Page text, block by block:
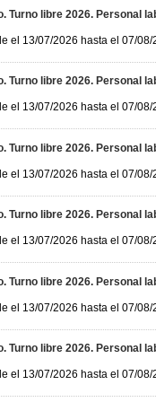
libre 2026. Personal
el 13/07/2026 hasta el 07/08/
libre 2026. Personal
el 13/07/2026 hasta el 07/08/
libre 2026. Personal
el 13/07/2026 hasta el 07/08/
libre 2026. Personal
el 13/07/2026 hasta el 07/08/
libre 2026. Personal
el 13/07/2026 hasta el 07/08/
libre 2026. Personal
el 13/07/2026 hasta el 07/08/